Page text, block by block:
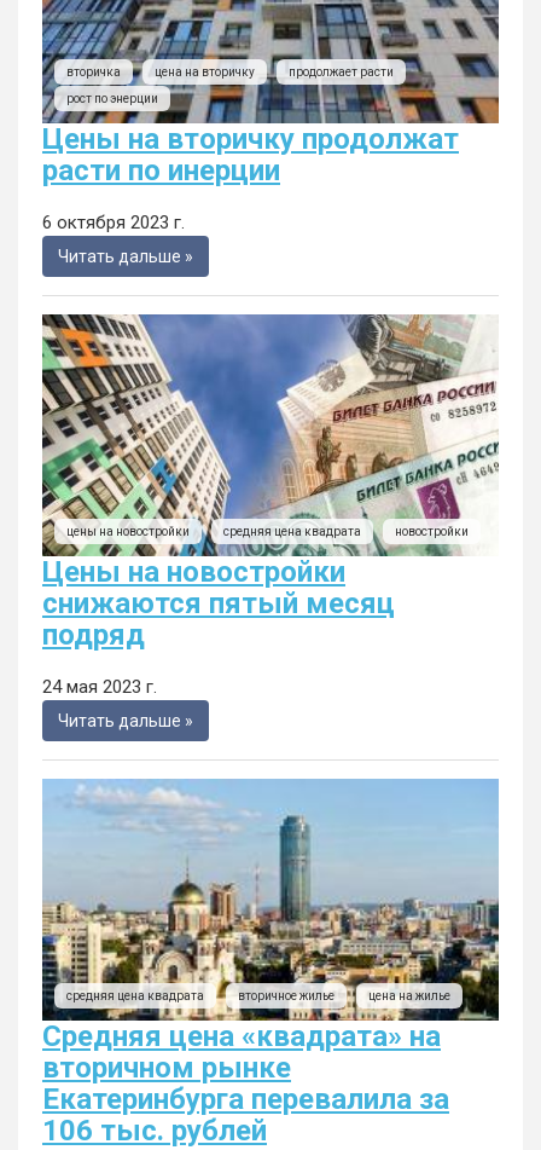
вторичка цена на вторичку
продолжает расти
рост по энерции
Цены на вторичку продолжат
расти по инерции
6 октября 2023 г.
Читать дальше »
цены на новостройки средняя цена квадрата новостройки
Цены на новостройки
снижаются пятый месяц
подряд
24 мая 2023 г.
Читать дальше »
средняя цена квадрата вторичное жилье цена на жилье
Средняя цена «квадрата» на
вторичном рынке
Екатеринбурга перевалила за
106 тыс. рублей